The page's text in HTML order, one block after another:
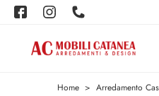
Home > Arredamento